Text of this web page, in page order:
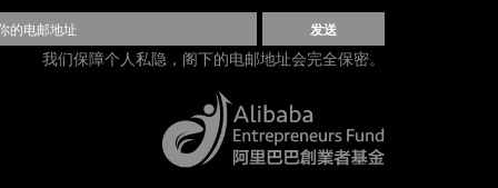
发送
我们保障个人私隐，阁下的电邮地址会完全保密。